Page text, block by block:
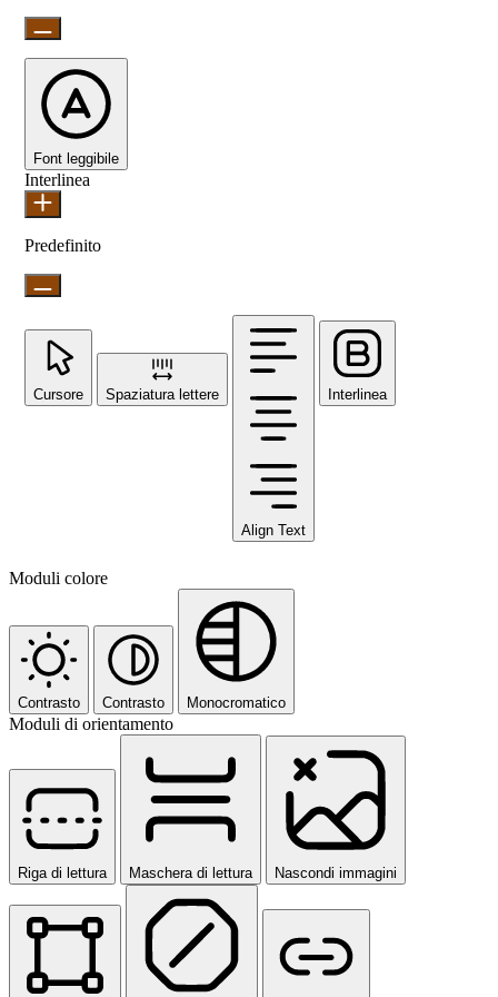
Font leggibile
Interlinea
Predefinito
Cursore Spaziatura lettere
Align Text
Interlinea
Moduli colore
Contrasto Contrasto Monocromatico
Moduli di orientamento
Riga di lettura Maschera di lettura Nascondi immagini